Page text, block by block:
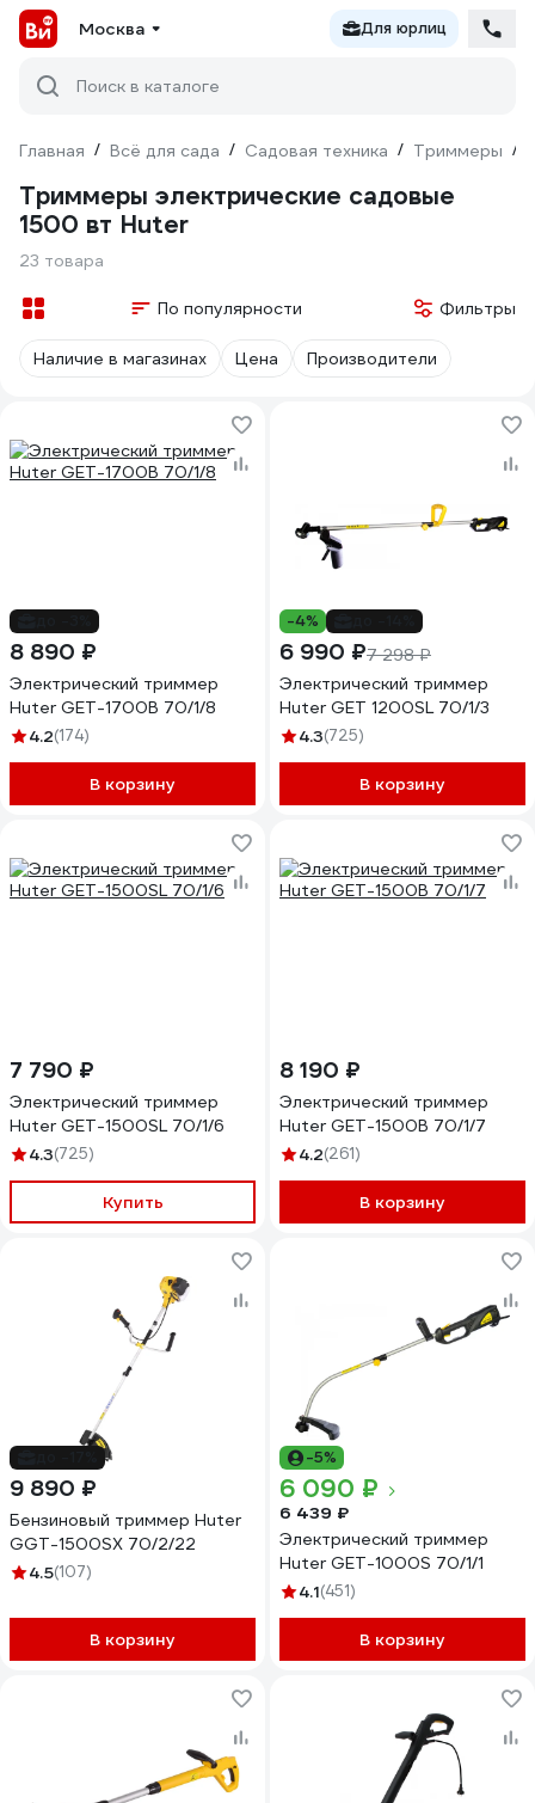
Москва Для юрлиц
Поиск в каталоге
Главная / Всё для сада / Садовая техника / Триммеры /
Триммеры электрические садовые
1500 вт Huter
23 товара
По популярности Фильтры
Наличие в магазинах Цена Производители
8 890 ₽
Электрический триммер
Huter GET-1700B 70/1/8
4.2(174)
В корзину
-4%
6 990 ₽7 298 ₽
Электрический триммер
Huter GET 1200SL 70/1/3
4.3(725)
В корзину
7 790 ₽
Электрический триммер
Huter GET-1500SL 70/1/6
4.3(725)
Купить
8 190 ₽
Электрический триммер
Huter GET-1500B 70/1/7
4.2(261)
В корзину
9 890 ₽
Бензиновый триммер Huter
GGT-1500SX 70/2/22
4.5(107)
В корзину
-5%
6 090 ₽
6 439 ₽
Электрический триммер
Huter GET-1000S 70/1/1
4.1(451)
В корзину